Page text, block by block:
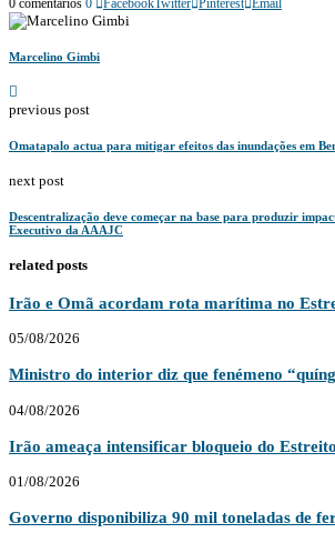
Marcelino Gimbi
previous post
‎Omatapalo actua para mitigar efeitos das inundações em
next post
Descentralização deve começar na base para produzir
Executivo da AAAJC
related posts
Irão e Omã acordam rota marítima no
05/08/2026
Ministro do interior diz que fenémeno
04/08/2026
Irão ameaça intensificar bloqueio do
01/08/2026
Governo disponibiliza 90 mil toneladas de